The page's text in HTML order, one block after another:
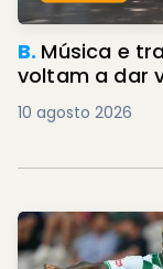
B. Música e
voltam a dar
10 agosto 2026